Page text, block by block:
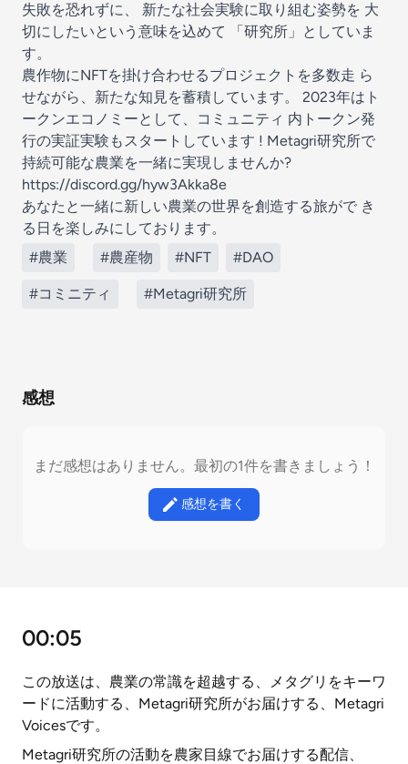
失敗を恐れずに、 新たな社会実験に取り組む姿勢を 大
切にしたいという意味を込めて 「研究所」としていま
す。
農作物にNFTを掛け合わせるプロジェクトを多数走 ら
せながら、新たな知見を蓄積しています。 2023年はト
ークンエコノミーとして、コミュニティ 内トークン発
行の実証実験もスタートしています ! Metagri研究所で
持続可能な農業を一緒に実現しませんか?
https://discord.gg/hyw3Akka8e
あなたと一緒に新しい農業の世界を創造する旅がで き
る日を楽しみにしております。
#農業
#農産物 #NFT #DAO
#コミニティ #Metagri研究所
感想
まだ感想はありません。最初の1件を書きましょう！
感想を書く
00:05
この放送は、農業の常識を超越する、メタグリをキーワ
ードに活動する、Metagri研究所がお届けする、Metagri
Voicesです。
Metagri研究所の活動を農家目線でお届けする配信、